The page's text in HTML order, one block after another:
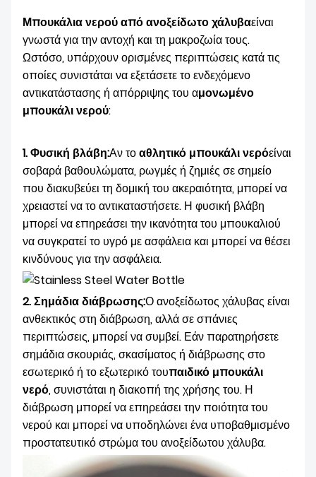
ΣΧΕΤΙΚΆ ΜΕ ΕΜΆΣ
Μπουκάλια νερού από ανοξείδωτο χάλυβαείναι
γνωστά για την αντοχή και τη μακροζωία τους.
Ωστόσο, υπάρχουν ορισμένες περιπτώσεις κατά τις
οποίες συνιστάται να εξετάσετε το ενδεχόμενο
αντικατάστασης ή απόρριψης του αμονωμένο
μπουκάλι νερού:
1. Φυσική βλάβη:Αν τοαθλητικό μπουκάλι νερόείναι
σοβαρά βαθουλώματα, ρωγμές ή ζημιές σε σημείο
που διακυβεύει τη δομική του ακεραιότητα, μπορεί να
χρειαστεί να το αντικαταστήσετε. Η φυσική βλάβη
μπορεί να επηρεάσει την ικανότητα του μπουκαλιού
να συγκρατεί το υγρό με ασφάλεια και μπορεί να θέσει
κινδύνους για την ασφάλεια.
2. Σημάδια διάβρωσης:Ο ανοξείδωτος χάλυβας είναι
ανθεκτικός στη διάβρωση, αλλά σε σπάνιες
περιπτώσεις, μπορεί να συμβεί. Εάν παρατηρήσετε
σημάδια σκουριάς, σκασίματος ή διάβρωσης στο
εσωτερικό ή το εξωτερικό τουπαιδικό μπουκάλι
νερό, συνιστάται η διακοπή της χρήσης του. Η
διάβρωση μπορεί να επηρεάσει την ποιότητα του
νερού και μπορεί να υποδηλώνει ένα υποβαθμισμένο
προστατευτικό στρώμα του ανοξείδωτου χάλυβα.